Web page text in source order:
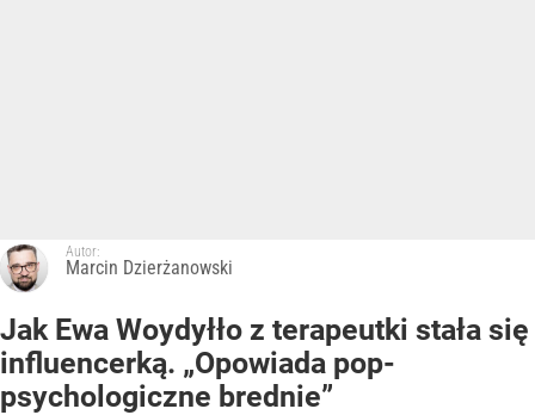
Autor:
Marcin Dzierżanowski
Jak Ewa Woydyłło z terapeutki stała się
influencerką. „Opowiada pop-
psychologiczne brednie”